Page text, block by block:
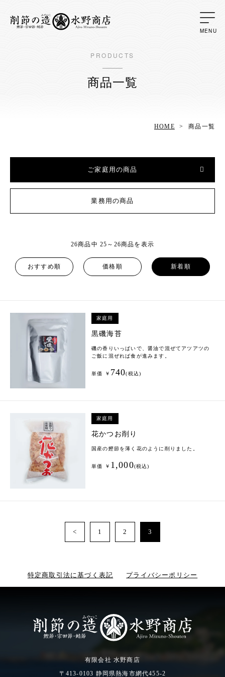
PRODUCTS
商品一覧
HOME 商品一覧
ご家庭用の商品
業務用の商品
26商品中 25～26商品を表示
おすすめ順 価格順 新着順
家庭用
黒磯海苔
磯の香りいっぱいで、醤油で混ぜてアツアツの
ご飯に混ぜれば食が進みます。
単価 ￥ 740(税込)
家庭用
花かつお削り
国産の鰹節を薄く花のように削りました。
単価 ￥ 1,000(税込)
< 1 2 3
特定商取引法に基づく表記 プライバシーポリシー
有限会社 水野商店
〒413-0103 静岡県熱海市網代455-2